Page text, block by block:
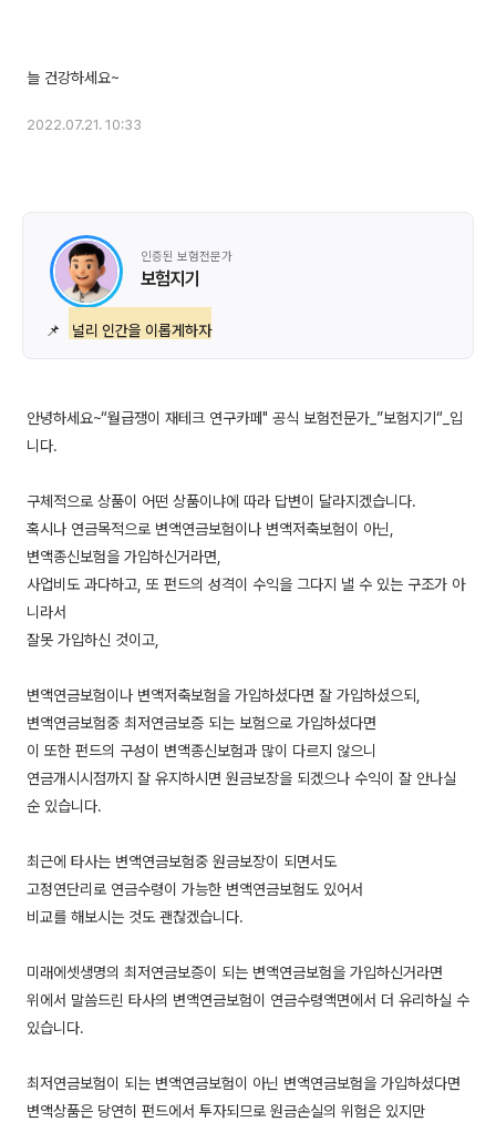
2022.07.21. 10:33
인증된 보험전문가
보험지기
📌 널리 인간을 이롭게하자
안녕하세요~“월급쟁이 재테크 연구카페" 공식 보험전문가_”보험지기“_입
니다.
구체적으로 상품이 어떤 상품이냐에 따라 답변이 달라지겠습니다.
혹시나 연금목적으로 변액연금보험이나 변액저축보험이 아닌,
변액종신보험을 가입하신거라면,
사업비도 과다하고, 또 펀드의 성격이 수익을 그다지 낼 수 있는 구조가 아
니라서
잘못 가입하신 것이고,
변액연금보험이나 변액저축보험을 가입하셨다면 잘 가입하셨으되,
변액연금보험중 최저연금보증 되는 보험으로 가입하셨다면
이 또한 펀드의 구성이 변액종신보험과 많이 다르지 않으니
연금개시시점까지 잘 유지하시면 원금보장을 되겠으나 수익이 잘 안나실
순 있습니다.
최근에 타사는 변액연금보험중 원금보장이 되면서도
고정연단리로 연금수령이 가능한 변액연금보험도 있어서
비교를 해보시는 것도 괜찮겠습니다.
미래에셋생명의 최저연금보증이 되는 변액연금보험을 가입하신거라면
위에서 말씀드린 타사의 변액연금보험이 연금수령액면에서 더 유리하실 수
있습니다.
최저연금보험이 되는 변액연금보험이 아닌 변액연금보험을 가입하셨다면
변액상품은 당연히 펀드에서 투자되므로 원금손실의 위험은 있지만